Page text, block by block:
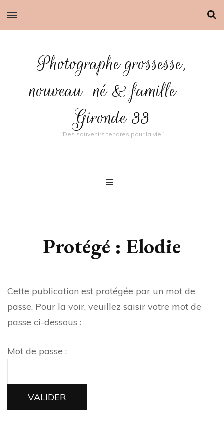
Photographe grossesse,
nouveau-né & famille –
Gironde 33
"Des souvenirs tendres pour la vie"
Protégé : Elodie
Cette publication est protégée par un mot de
passe. Pour la voir, veuillez saisir votre mot de
passe ci-dessous :
Mot de passe :